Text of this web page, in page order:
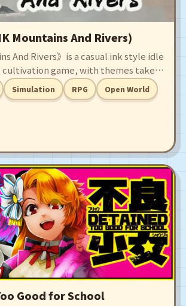
Mountains And Rivers)
And Rivers》is a casual ink style idle
game, with themes taken
similar to Shanhai and Honghuang.
and river world full of exotic beasts.
various exotic beasts, cultivate
stronger.
Simulation RPG Open World
Good for School